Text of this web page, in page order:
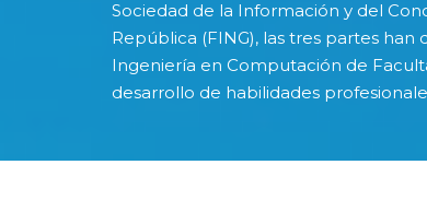
Sociedad de la Información y del
República (FING), las tres partes
Ingeniería en Computación de
desarrollo de habilidades